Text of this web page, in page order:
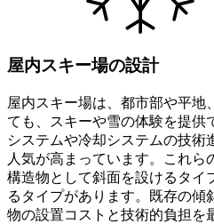
屋内スキー場の設計
屋内スキー場は、都市部や平地
ても、スキーや雪の体験を提供
システムや冷却システムの技術
人気が高まっています。これ
構造物として斜面を設けるタイ
るタイプがあります。既存の傾
物の設置コストと技術的負担を